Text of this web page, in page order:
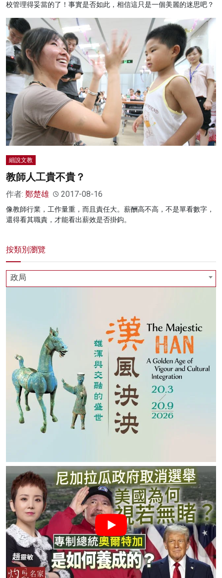
校管理得妥當的了！事實是否如此，相信這只是一個美麗的迷思吧？
細說文教
教師人工貴不貴？
作者: 鄭楚雄 2017-08-16
像教師行業，工作量重，而且責任大。薪酬高不高，不是單看數字，
還得看其職責，才能看出薪效是否掛鈎。
按類別瀏覽
政局